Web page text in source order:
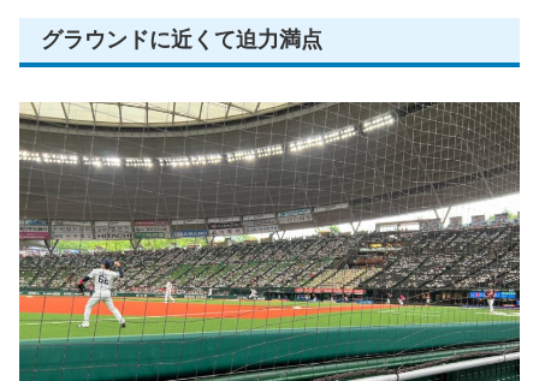
グラウンドに近くて迫力満点